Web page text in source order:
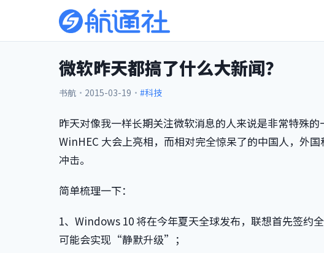
微软昨天都搞了什么大新闻？
书航 · 2015-03-19 · #科技
昨天对像我一样长期关注微软消息的人来说是非常特殊的
WinHEC 大会上亮相，而相对完全惊呆了的中国人，外
冲击。
简单梳理一下：
1、Windows 10 将在今年夏天全球发布，联想首先签约
可能会实现“静默升级”；